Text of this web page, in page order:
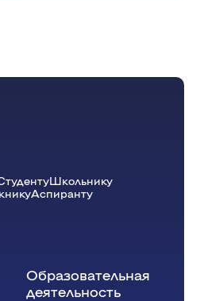
Школьнику
Аспиранту
Образовательная
деятельность